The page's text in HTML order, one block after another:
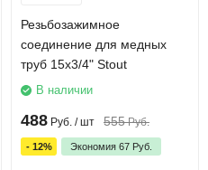
Резьбозажимное
соединение для медных
труб 15х3/4" Stout
В наличии
488 Руб. / шт 555 Руб.
- 12% Экономия 67 Руб.